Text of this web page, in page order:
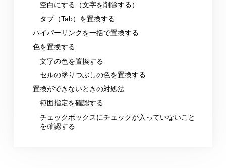
空白にする（文字を削除する）
タブ（Tab）を置換する
ハイパーリンクを一括で置換する
色を置換する
文字の色を置換する
セルの塗りつぶしの色を置換する
置換ができないときの対処法
範囲指定を確認する
チェックボックスにチェックが入っていないこと
を確認する